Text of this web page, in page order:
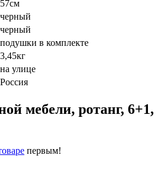
57см
черный
черный
подушки в комплекте
3,45кг
на улице
Россия
мебели, ротанг, 6+1,
первым!